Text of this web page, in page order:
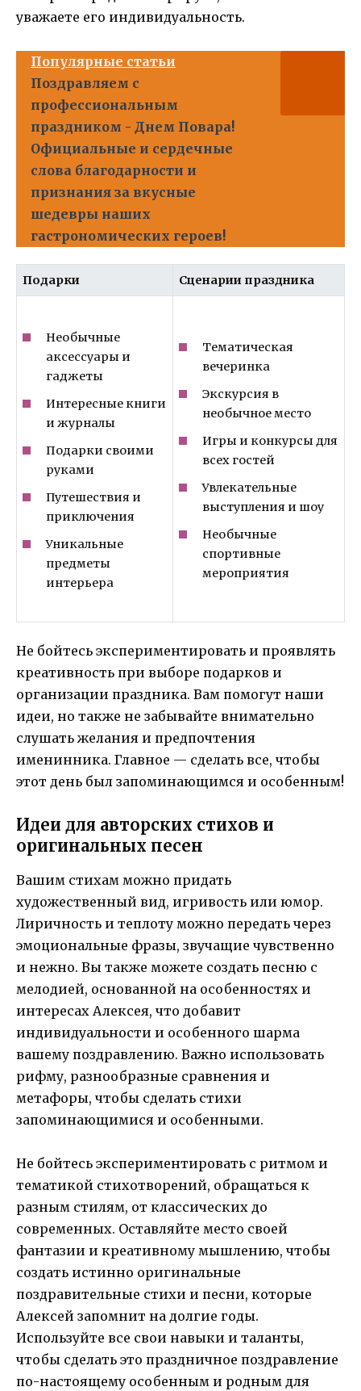
уважаете его индивидуальность.
Популярные статьи
Поздравляем с
профессиональным
праздником - Днем Повара!
Официальные и сердечные
слова благодарности и
признания за вкусные
шедевры наших
гастрономических героев!
Подарки Сценарии праздника
Необычные
аксессуары и
гаджеты
Интересные книги
и журналы
Подарки своими
руками
Путешествия и
приключения
Уникальные
предметы
интерьера
Тематическая
вечеринка
Экскурсия в
необычное место
Игры и конкурсы для
всех гостей
Увлекательные
выступления и шоу
Необычные
спортивные
мероприятия
Не бойтесь экспериментировать и проявлять
креативность при выборе подарков и
организации праздника. Вам помогут наши
идеи, но также не забывайте внимательно
слушать желания и предпочтения
именинника. Главное — сделать все, чтобы
этот день был запоминающимся и особенным!
Идеи для авторских стихов и
оригинальных песен
Вашим стихам можно придать
художественный вид, игривость или юмор.
Лиричность и теплоту можно передать через
эмоциональные фразы, звучащие чувственно
и нежно. Вы также можете создать песню с
мелодией, основанной на особенностях и
интересах Алексея, что добавит
индивидуальности и особенного шарма
вашему поздравлению. Важно использовать
рифму, разнообразные сравнения и
метафоры, чтобы сделать стихи
запоминающимися и особенными.
Не бойтесь экспериментировать с ритмом и
тематикой стихотворений, обращаться к
разным стилям, от классических до
современных. Оставляйте место своей
фантазии и креативному мышлению, чтобы
создать истинно оригинальные
поздравительные стихи и песни, которые
Алексей запомнит на долгие годы.
Используйте все свои навыки и таланты,
чтобы сделать это праздничное поздравление
по-настоящему особенным и родным для